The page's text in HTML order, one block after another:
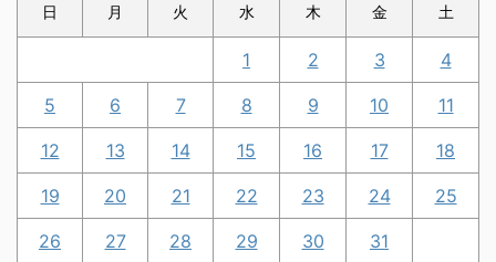
日 月 火 水 木 金 土
1 2 3 4
5 6 7 8 9 10 11
12 13 14 15 16 17 18
19 20 21 22 23 24 25
26 27 28 29 30
31